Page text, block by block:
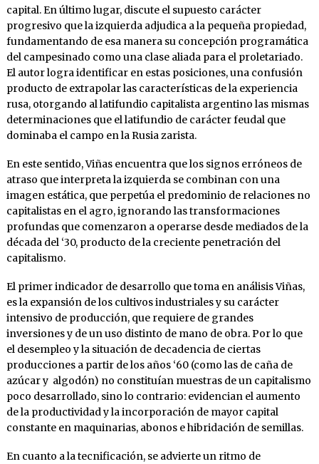
capital. En último lugar, discute el supuesto carácter
progresivo que la izquierda adjudica a la pequeña propiedad,
fundamentando de esa manera su concepción programática
del campesinado como una clase aliada para el proletariado.
El autor logra identificar en estas posiciones, una confusión
producto de extrapolar las características de la experiencia
rusa, otorgando al latifundio capitalista argentino las mismas
determinaciones que el latifundio de carácter feudal que
dominaba el campo en la Rusia zarista.
En este sentido, Viñas encuentra que los signos erróneos de
atraso que interpreta la izquierda se combinan con una
imagen estática, que perpetúa el predominio de relaciones no
capitalistas en el agro, ignorando las transformaciones
profundas que comenzaron a operarse desde mediados de la
década del ‘30, producto de la creciente penetración del
capitalismo.
El primer indicador de desarrollo que toma en análisis Viñas,
es la expansión de los cultivos industriales y su carácter
intensivo de producción, que requiere de grandes
inversiones y de un uso distinto de mano de obra. Por lo que
el desempleo y la situación de decadencia de ciertas
producciones a partir de los años ‘60 (como las de caña de
azúcar y algodón) no constituían muestras de un capitalismo
poco desarrollado, sino lo contrario: evidencian el aumento
de la productividad y la incorporación de mayor capital
constante en maquinarias, abonos e hibridación de semillas.
En cuanto a la tecnificación, se advierte un ritmo de